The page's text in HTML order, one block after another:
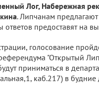
Лог, Набережная
. Липчанам
ответов предоставят на
голосование
"Открытый
приниматься в
каб.217) в